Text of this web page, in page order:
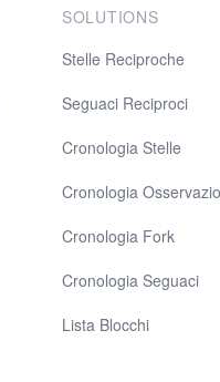
SOLUTIONS
Stelle Reciproche
Seguaci Reciproci
Cronologia Stelle
Cronologia
Cronologia Fork
Cronologia Seguaci
Lista Blocchi